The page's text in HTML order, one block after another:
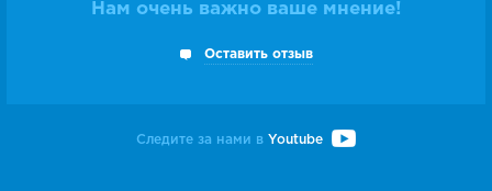
Нам очень важно ваше мнение!
Оставить отзыв
Следите за нами в Youtube